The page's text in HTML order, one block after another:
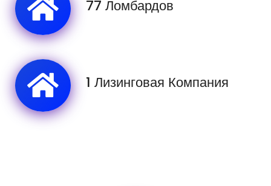
77 Ломбардов
1 Лизинговая Компания